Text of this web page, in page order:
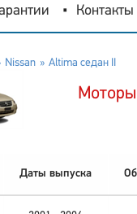
Контакты
Nissan Altima седан II
Даты выпуска